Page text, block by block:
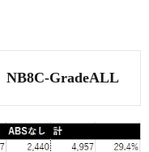
GradeALL